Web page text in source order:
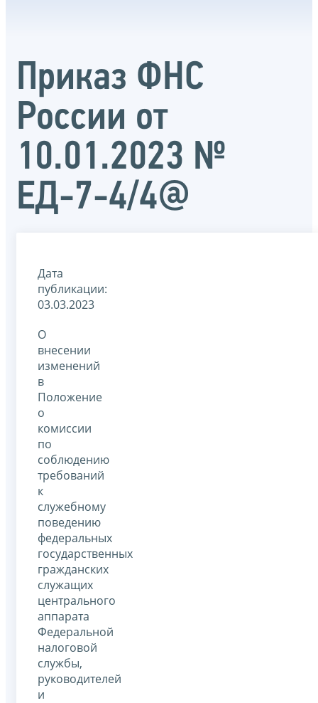
Приказ ФНС
России от
10.01.2023 №
ЕД-7-4/4@
Дата
публикации:
03.03.2023
О
внесении
изменений
в
Положение
о
комиссии
по
соблюдению
требований
к
служебному
поведению
федеральных
государственных
гражданских
служащих
центрального
аппарата
Федеральной
налоговой
службы,
руководителей
и